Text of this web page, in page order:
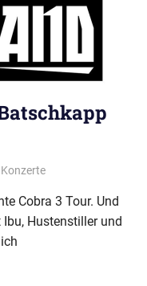
Konzerte
Cobra 3 Tour. Und
Hustenstiller und